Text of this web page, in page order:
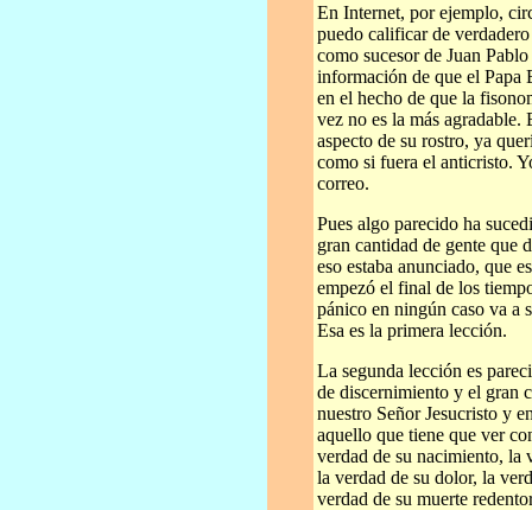
En Internet, por ejemplo,
puedo calificar de
como sucesor de Juan
información de que el Papa
en el hecho de que la
vez no es la más agradable.
aspecto de su rostro, ya
como si fuera el anticristo.
correo.
Pues algo parecido ha
gran cantidad de gente que
eso estaba anunciado, que
empezó el final de los
pánico en ningún caso va a
Esa es la primera lección.
La segunda lección es
de discernimiento y el gran
nuestro Señor Jesucristo y
aquello que tiene que ver
verdad de su nacimiento, la
la verdad de su dolor, la
verdad de su muerte